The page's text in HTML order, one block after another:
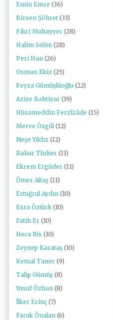
Emin Emre (36)
Birsen Şöhret (33)
Fikri Muhayyer (28)
Halim Selim (28)
Peri Han (26)
Osman Ekiz (25)
Feyza Gümüşlüoğlu (22)
Azize Bahtiyar (19)
Hüsameddin Ferzîzâde (15)
Merve Özgül (12)
Neşe Yıldız (12)
Bahar Türker (11)
Ekrem Ergüder (11)
Ömer Altaş (11)
Ertuğrul Aydın (10)
Esra Öztürk (10)
Fatih Er (10)
Heca Ris (10)
Zeynep Karataş (10)
Kemal Taner (9)
Talip Gümüş (8)
Yusuf Özhan (8)
İlker Erinç (7)
Faruk Önalan (6)